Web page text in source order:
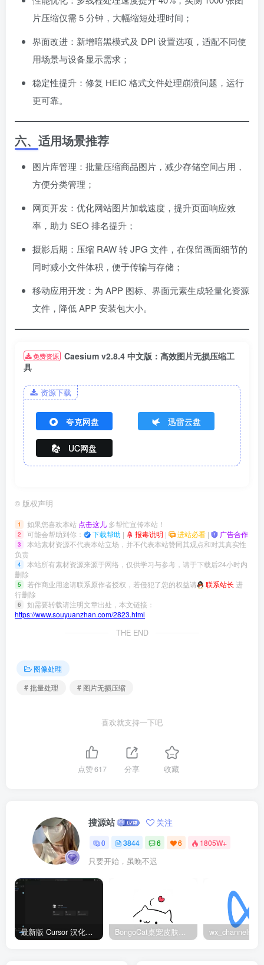
片压缩仅需 5 分钟，大幅缩短处理时间；
界面改进：新增暗黑模式及 DPI 设置选项，适配不同使
用场景与设备显示需求；
稳定性提升：修复 HEIC 格式文件处理崩溃问题，运行
更可靠。
六、适用场景推荐
图片库管理：批量压缩商品图片，减少存储空间占用，
方便分类管理；
网页开发：优化网站图片加载速度，提升页面响应效
率，助力 SEO 排名提升；
摄影后期：压缩 RAW 转 JPG 文件，在保留画面细节的
同时减小文件体积，便于传输与存储；
移动应用开发：为 APP 图标、界面元素生成轻量化资源
文件，降低 APP 安装包大小。
免费资源 Caesium v2.8.4 中文版：高效图片无损压缩工
具
资源下载
夸克网盘 迅雷云盘
UC网盘
© 版权声明
1 如果您喜欢本站 点击这儿 多帮忙宣传本站！
2 可能会帮助到你： 下载帮助 | 报毒说明 | 进站必看 | 广告合作
3
本站素材资源不代表本站立场，并不代表本站赞同其观点和对其真实性
负责
4
本站所有素材资源来源于网络，仅供学习与参考，请于下载后24小时内
删除
5 若作商业用途请联系原作者授权，若侵犯了您的权益请 联系站长 进
行删除
6
如需要转载请注明文章出处，本文链接：
https://www.souyuanzhan.com/2823.html
THE END
图像处理
# 批量处理
# 图片无损压缩
喜欢就支持一下吧
点赞617 分享 收藏
搜源站 关注
0 3844 6 6 1805W+
只要开始，虽晚不迟
最新版 Cursor 汉化设置中文教程（两种简单方法，附中文语言包下载） BongoCat桌宠皮肤包大全：20款主题皮肤免费下载